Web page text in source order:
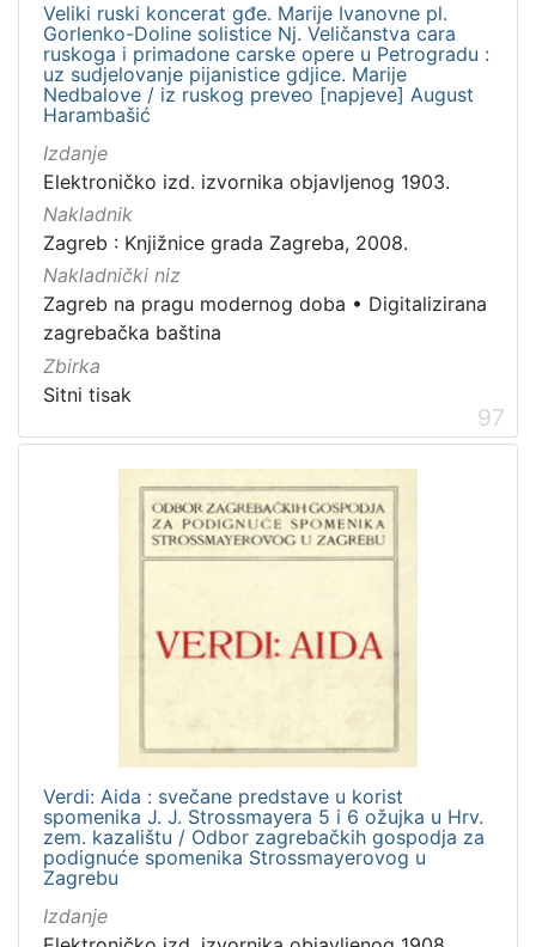
Veliki ruski koncerat gđe. Marije Ivanovne pl.
Gorlenko-Doline solistice Nj. Veličanstva cara
ruskoga i primadone carske opere u Petrogradu :
uz sudjelovanje pijanistice gdjice. Marije
Nedbalove / iz ruskog preveo [napjeve] August
Harambašić
Izdanje
Elektroničko izd. izvornika objavljenog 1903.
Nakladnik
Zagreb : Knjižnice grada Zagreba, 2008.
Nakladnički niz
Zagreb na pragu modernog doba • Digitalizirana
zagrebačka baština
Zbirka
Sitni tisak
97
Verdi: Aida : svečane predstave u korist
spomenika J. J. Strossmayera 5 i 6 ožujka u Hrv.
zem. kazalištu / Odbor zagrebačkih gospodja za
podignuće spomenika Strossmayerovog u
Zagrebu
Izdanje